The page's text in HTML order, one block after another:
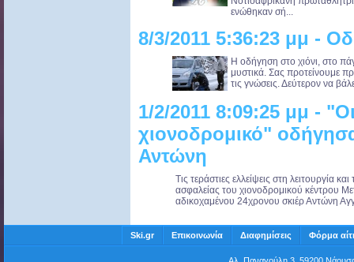
ενώθηκαν σή...
8/3/2011 5:36:23 μμ -
Η οδήγηση στο χιόνι, στο
μυστικά. Σας προτείνουμε
τις γνώσεις. Δεύτερον να
1/2/2011 8:09:25 μμ - "Οι
χιονοδρομικό"
Αντώνη
Τις τεράστιες ελλείψεις στη λειτουργία
ασφαλείας του χιονοδρομικού κέντρου
αδικοχαμένου 24χρονου σκιέρ Αντώνη
Ski.gr Επικοινωνία Διαφημίσεις Φόρμα